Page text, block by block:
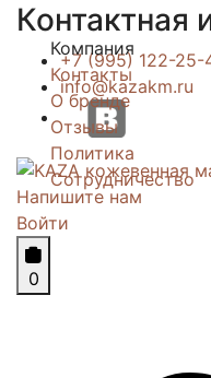
Компания
Контакты
О бренде
Отзывы
Политика
Сотрудничество
Контактная
+7 (995) 122-25-
info@kazakm.ru
Напишите нам
Войти
0